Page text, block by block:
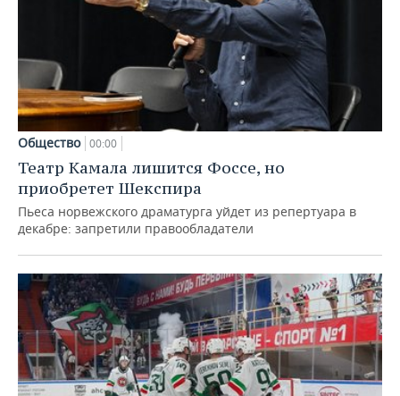
Общество 00:00
Театр Камала лишится Фоссе, но
приобретет Шекспира
Пьеса норвежского драматурга уйдет из репертуара в
декабре: запретили правообладатели